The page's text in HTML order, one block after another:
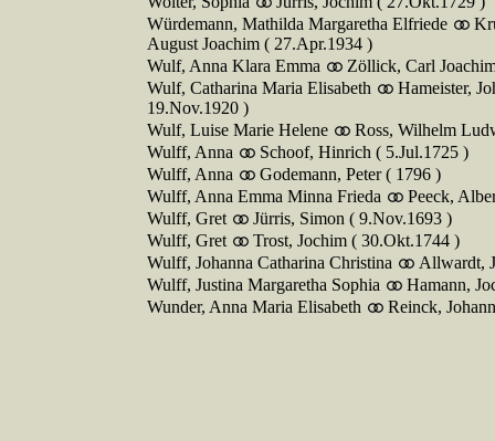
Würdemann, Mathilda Margaretha Elfriede
August Joachim ( 27.Apr.1934 )
Wulf, Anna Klara Emma
Zöllick, Carl
Wulf, Catharina Maria Elisabeth
Hameister,
19.Nov.1920 )
Wulf, Luise Marie Helene
Ross, Wilhelm
Wulff, Anna
Schoof, Hinrich ( 5.Jul.1725 )
Wulff, Anna
Godemann, Peter ( 1796 )
Wulff, Anna Emma Minna Frieda
Peeck,
Wulff, Gret
Jürris, Simon ( 9.Nov.1693 )
Wulff, Gret
Trost, Jochim ( 30.Okt.1744 )
Wulff, Johanna Catharina Christina
Allwardt,
Wulff, Justina Margaretha Sophia
Hamann,
Wunder, Anna Maria Elisabeth
Reinck,